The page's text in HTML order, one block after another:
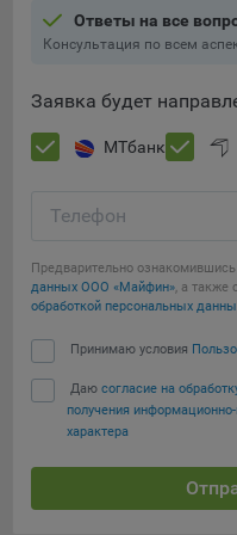
составить
сайта в целом.
9.5. Файлы cookie,
аудитории и в рекламных
Google Analytics.
платформ «Google
(статистические),
передаются третьим
время пользования
Остальные - не более
Отключение
наиболее и наименее
меры по
Ответы на все
Консультация по всем
Заявка будет
МТбанк
Телефон
Предварительно ознакомившись
данных ООО «Майфин», а также
обработкой персональных
Принимаю условия
Даю согласие на
получения
характера